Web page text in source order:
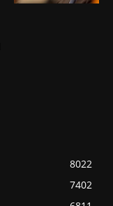
8022
7402